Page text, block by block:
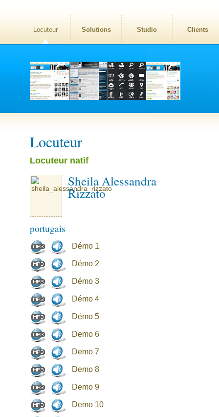
Locuteur Solutions Studio Clients
Locuteur
Locuteur natif
Sheila Alessandra
Rizzato
portugais
Démo 1
Démo 2
Démo 3
Démo 4
Démo 5
Demo 6
Demo 7
Demo 8
Demo 9
Demo 10